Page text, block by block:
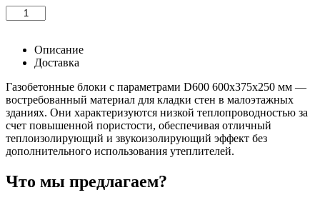
Количество
товара
газобетонный
стеновой
600х375х250
B5,0
Описание
Доставка
Газобетонные блоки с параметрами D600 600х375х250 мм —
востребованный материал для кладки стен в малоэтажных
зданиях. Они характеризуются низкой теплопроводностью за
счет повышенной пористости, обеспечивая отличный
теплоизолирующий и звукоизолирующий эффект без
дополнительного использования утеплителей.
Что мы предлагаем?